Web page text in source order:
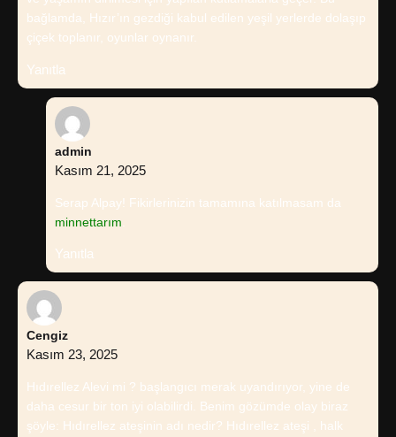
bağlamda, Hızır’ın gezdiği kabul edilen yeşil yerlerde dolaşıp
çiçek toplanır, oyunlar oynanır.
Yanıtla
admin
Kasım 21, 2025
Serap Alpay! Fikirlerinizin tamamına katılmasam da
minnettarım
Yanıtla
Cengiz
Kasım 23, 2025
Hıdırellez Alevi mi ? başlangıcı merak uyandırıyor, yine de
daha cesur bir ton iyi olabilirdi. Benim gözümde olay biraz
şöyle: Hıdırellez ateşinin adı nedir? Hıdırellez ateşi , halk